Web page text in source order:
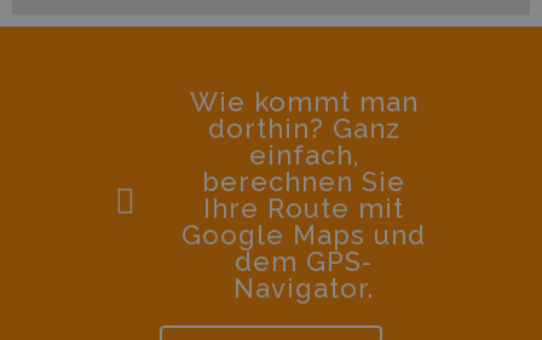
Wie kommt man
dorthin? Ganz
einfach,
berechnen Sie
Ihre Route mit
Google Maps und
dem GPS-
Navigator.